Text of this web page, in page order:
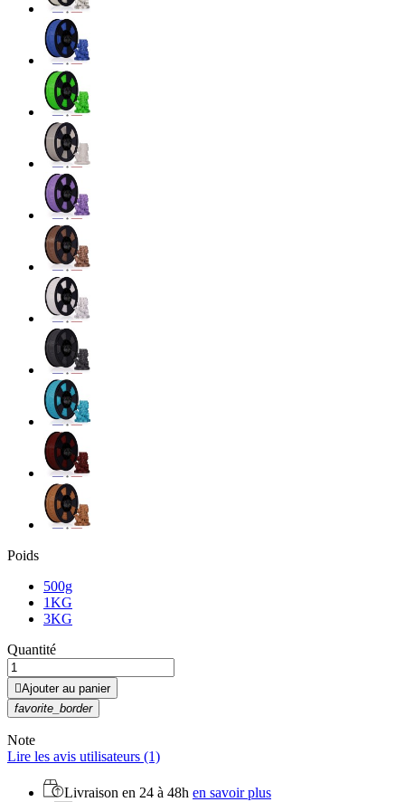
Poids
500g
1KG
3KG
Quantité
Ajouter au panier
favorite_border
Note
Lire les avis utilisateurs (1)
Livraison en 24 à 48h en savoir plus